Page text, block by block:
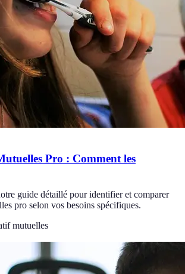
Pro : Comment les
guide détaillé pour identifier et comparer
pro selon vos besoins spécifiques.
mutuelles